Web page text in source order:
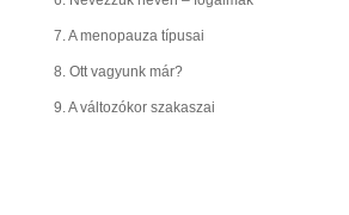
7. A menopauza típusai
8. Ott vagyunk már?
9. A változókor szakaszai